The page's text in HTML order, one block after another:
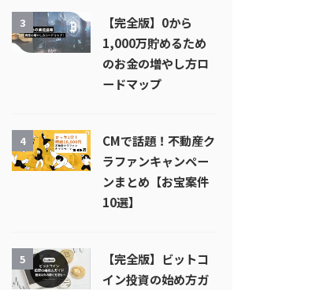
3
【完全版】0から
1,000万貯めるため
のお金の増やし方ロ
ードマップ
4
CMで話題！不動産ク
ラファンキャンペー
ンまとめ【お宝案件
10選】
5
【完全版】ビットコ
イン投資の始め方ガ